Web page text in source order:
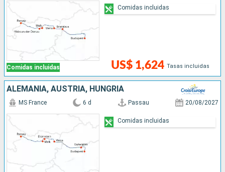
Comidas incluidas US$ 1,624 Tasas incluidas
Comidas incluidas
ALEMANIA, AUSTRIA, HUNGRÍA
MS France 6 d Passau 20/08/2027
Comidas incluidas